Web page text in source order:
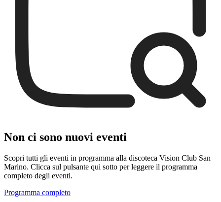
Non ci sono nuovi eventi
Scopri tutti gli eventi in programma alla discoteca Vision Club San
Marino. Clicca sul pulsante qui sotto per leggere il programma
completo degli eventi.
Programma completo